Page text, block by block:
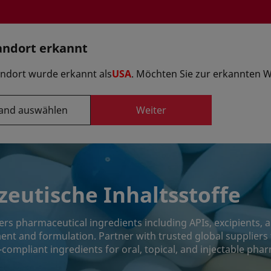
Option
Formulierungen Innovationszentren
Inhaltsstoffe
pharmaceutical ingredients including APIs, excipients,
and formulation. Partner with trusted global suppliers
ingredients for oral, topical, and injectable
erkannt
wurde erkannt alsUSA. Möchten Sie zur erkannten
auswählen Weiter